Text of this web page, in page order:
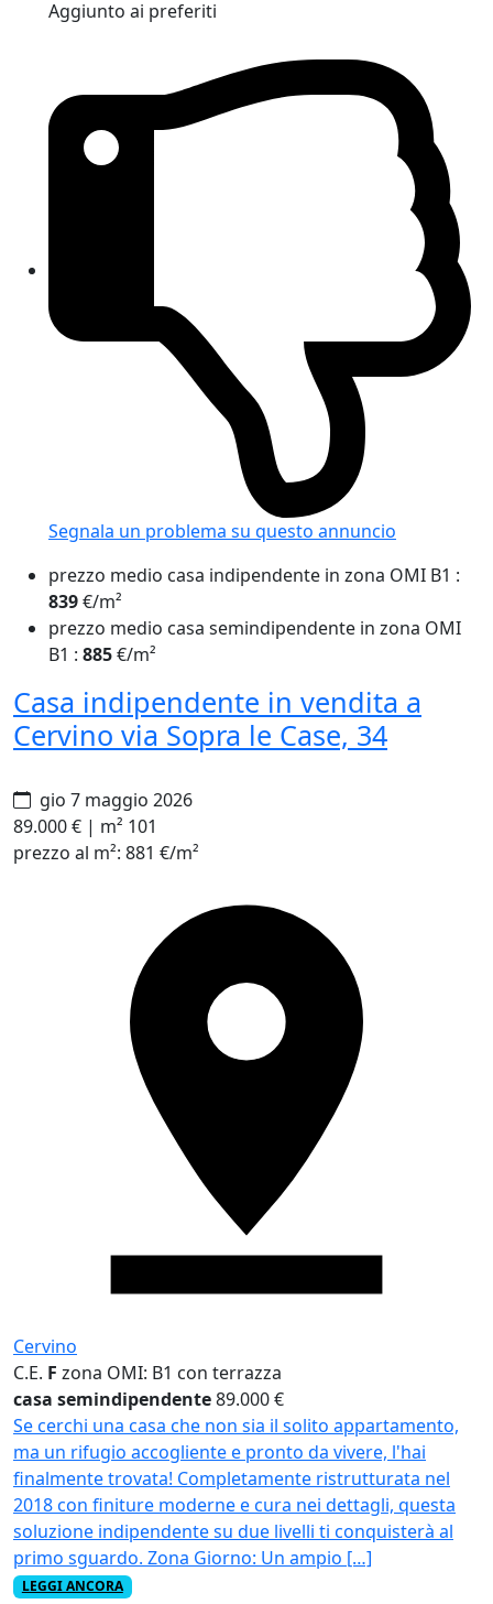
Aggiunto ai preferiti
Segnala un problema su questo annuncio
prezzo medio casa indipendente in zona OMI B1 :
839€/m²
prezzo medio casa semindipendente in zona OMI
B1 : 885€/m²
Casa indipendente in vendita a
Cervino via Sopra le Case, 34
gio 7 maggio 2026
89.000 € | m² 101
prezzo al m²: 881 €/m²
Cervino
C.E. F zona OMI: B1 con terrazza
casa semindipendente89.000 €
Se cerchi una casa che non sia il solito appartamento,
ma un rifugio accogliente e pronto da vivere, l'hai
finalmente trovata! Completamente ristrutturata nel
2018 con finiture moderne e cura nei dettagli, questa
soluzione indipendente su due livelli ti conquisterà al
primo sguardo. Zona Giorno: Un ampio […]
LEGGI ANCORA